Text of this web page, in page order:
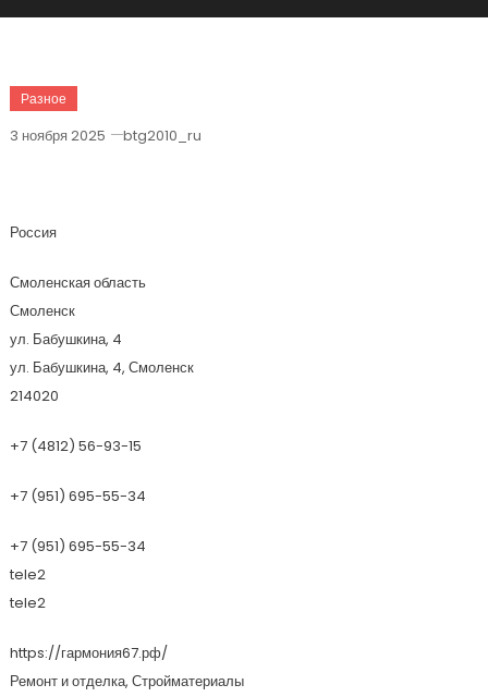
Разное
3 ноября 2025 btg2010_ru
Россия
Смоленская область
Смоленск
ул. Бабушкина, 4
ул. Бабушкина, 4, Смоленск
214020
+7 (4812) 56-93-15
+7 (951) 695-55-34
+7 (951) 695-55-34
tele2
tele2
https://гармония67.рф/
Ремонт и отделка, Стройматериалы